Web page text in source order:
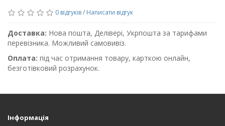
0 відгуків/ Написати відгук
Доставка: Нова пошта, Делівері, Укрпошта за тарифами
перевізника. Можливий самовивіз.
Оплата: під час отримання товару, карткою онлайн,
безготівковий розрахунок.
Інформація